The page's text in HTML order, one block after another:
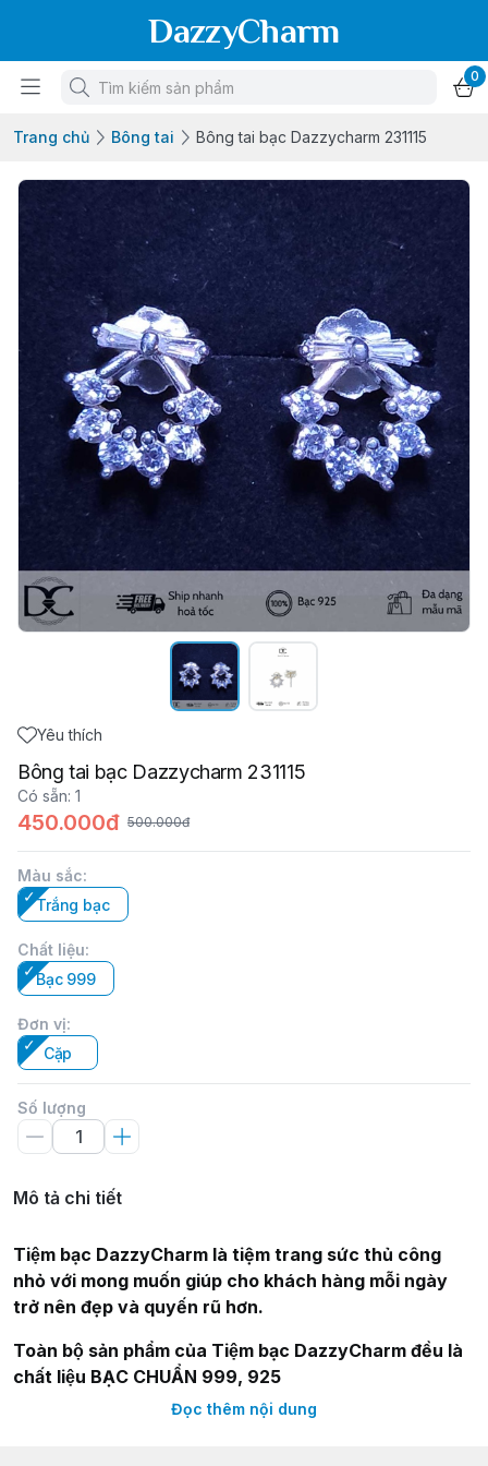
DazzyCharm
0
Trang chủ Bông tai Bông tai bạc Dazzycharm 231115
Yêu thích
Bông tai bạc Dazzycharm 231115
Có sẵn: 1
450.000đ 500.000đ
Màu sắc:
Trắng bạc
Chất liệu:
Bạc 999
Đơn vị:
Cặp
Số lượng
Mô tả chi tiết
Tiệm bạc DazzyCharm là tiệm trang sức thủ công
nhỏ với mong muốn giúp cho khách hàng mỗi ngày
trở nên đẹp và quyến rũ hơn.
Toàn bộ sản phẩm của Tiệm bạc DazzyCharm đều là
chất liệu BẠC CHUẨN 999, 925
Bông tai bạc Dazzycharm
Đọc thêm nội dung